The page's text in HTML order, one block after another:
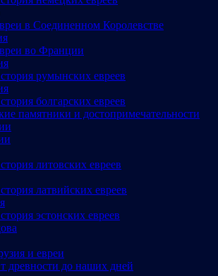
в Соединенном Королевстве
во Франции
румынских евреев
болгарских евреев
памятники и достопримечательности
литовских евреев
латвийских евреев
эстонских евреев
и евреи
древности до наших дней